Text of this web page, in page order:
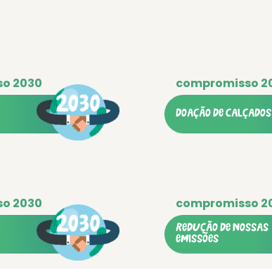
doação de calçados
redução de nossas
emissões